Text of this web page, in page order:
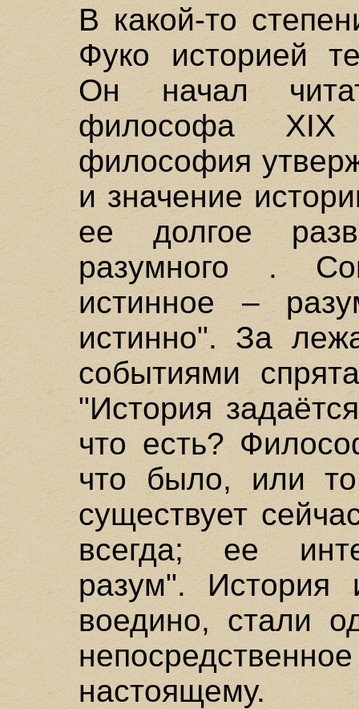
В какой-то
Фуко историей
Он начал
философа ХIХ
философия
и значение
ее долгое
разумного .
истинное –
истинно". За
событиями
"История
что есть?
что было, или
существует
всегда; ее
разум". История
воедино, стали
настоящему.